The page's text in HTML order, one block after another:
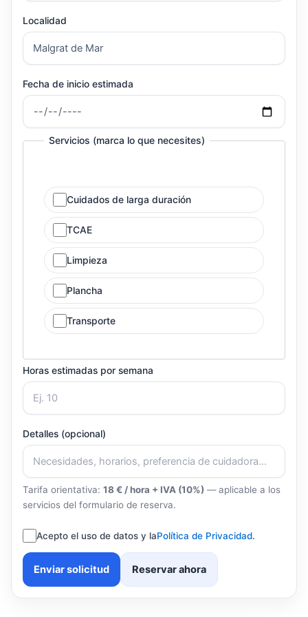
Localidad
Fecha de inicio estimada
Servicios (marca lo que necesites)
Cuidados de larga duración
TCAE
Limpieza
Plancha
Transporte
Horas estimadas por semana
Detalles (opcional)
Tarifa orientativa: 18 € / hora + IVA (10%) — aplicable a los
servicios del formulario de reserva.
Acepto el uso de datos y laPolítica de Privacidad.
Enviar solicitud Reservar ahora